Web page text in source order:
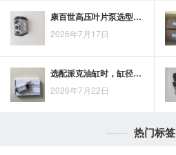
康百世高压叶片泵选型：压力、流量与安装条件的核对要点
2026年7月17日
选配派克油缸时，缸径、行程、压力与安装方式应如何确认？
2026年7月22日
热门标签